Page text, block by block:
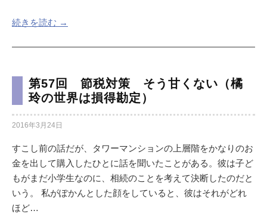
続きを読む →
第57回 節税対策 そう甘くない（橘
玲の世界は損得勘定）
2016年3月24日
すこし前の話だが、タワーマンションの上層階をかなりのお
金を出して購入したひとに話を聞いたことがある。彼は子ど
もがまだ小学生なのに、相続のことを考えて決断したのだと
いう。 私がぽかんとした顔をしていると、彼はそれがどれ
ほど…